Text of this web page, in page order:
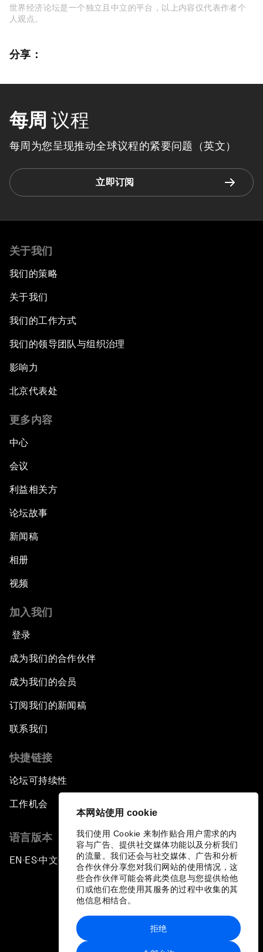
本网站使用 cookie
我们使用 Cookie 来制作贴合用户需求的内
容与广告、提供社交媒体功能以及分析我们
的流量。我们还会与社交媒体、广告和分析
合作伙伴分享您对我们网站的使用情况，这
些合作伙伴可能会将此类信息与您提供给他
们或他们在您使用其服务的过程中收集的其
他信息相结合。
拒绝
世界经济论坛是一个独立且中立的平台，以上内容仅代表作者个
人观点。
分享：
每周 议程
每周为您呈现推动全球议程的紧要问题（英文）
立即订阅
关于我们
我们的策略
关于我们
我们的工作方式
我们的领导团队与组织治理
影响力
北京代表处
更多内容
中心
会议
利益相关方
论坛故事
新闻稿
相册
视频
加入我们
登录
成为我们的合作伙伴
成为我们的会员
订阅我们的新闻稿
联系我们
快捷链接
论坛可持续性
工作机会
语言版本
EN ▪ES▪中文▪ 日本語